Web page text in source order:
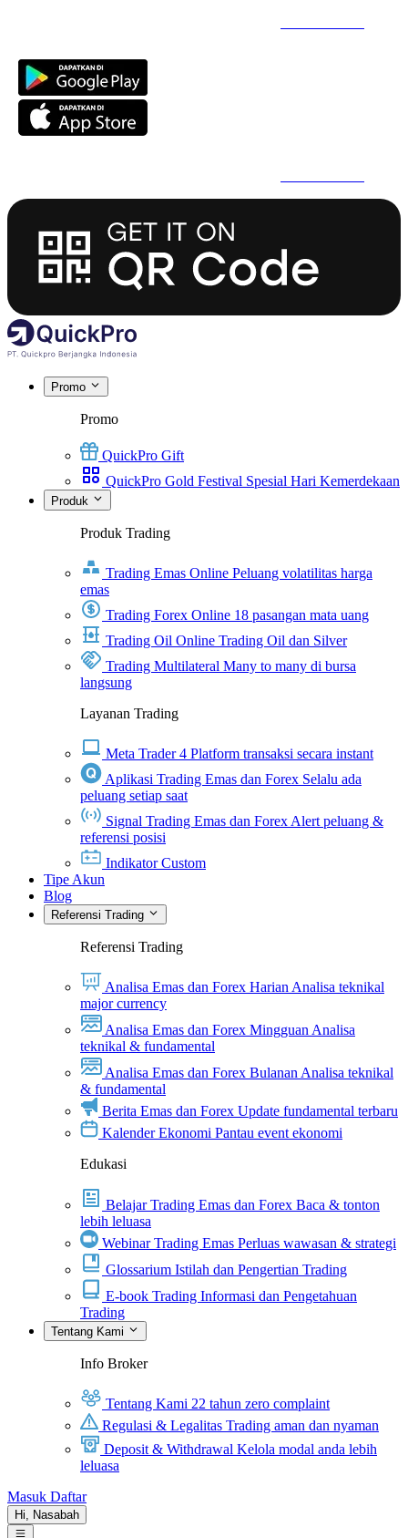
Promo
Promo
QuickPro Gift
QuickPro Gold Festival Spesial Hari Kemerdekaan
Produk
Produk Trading
Trading Emas Online Peluang volatilitas harga
emas
Trading Forex Online 18 pasangan mata uang
Trading Oil Online Trading Oil dan Silver
Trading Multilateral Many to many di bursa
langsung
Layanan Trading
Meta Trader 4 Platform transaksi secara instant
Aplikasi Trading Emas dan Forex Selalu ada
peluang setiap saat
Signal Trading Emas dan Forex Alert peluang &
referensi posisi
Indikator Custom
Tipe Akun
Blog
Referensi Trading
Referensi Trading
Analisa Emas dan Forex Harian Analisa teknikal
major currency
Analisa Emas dan Forex Mingguan Analisa
teknikal & fundamental
Analisa Emas dan Forex Bulanan Analisa teknikal
& fundamental
Berita Emas dan Forex Update fundamental terbaru
Kalender Ekonomi Pantau event ekonomi
Edukasi
Belajar Trading Emas dan Forex Baca & tonton
lebih leluasa
Webinar Trading Emas Perluas wawasan & strategi
Glossarium Istilah dan Pengertian Trading
E-book Trading Informasi dan Pengetahuan
Trading
Tentang Kami
Info Broker
Tentang Kami 22 tahun zero complaint
Regulasi & Legalitas Trading aman dan nyaman
Deposit & Withdrawal Kelola modal anda lebih
leluasa
Masuk Daftar
Hi, Nasabah